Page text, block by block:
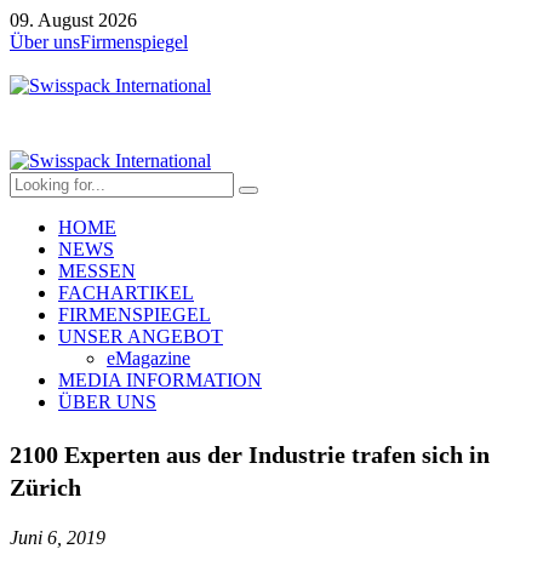
09. August 2026
Über unsFirmenspiegel
HOME
NEWS
MESSEN
FACHARTIKEL
FIRMENSPIEGEL
UNSER ANGEBOT
eMagazine
MEDIA INFORMATION
ÜBER UNS
2100 Experten aus der Industrie trafen sich in
Zürich
Juni 6, 2019